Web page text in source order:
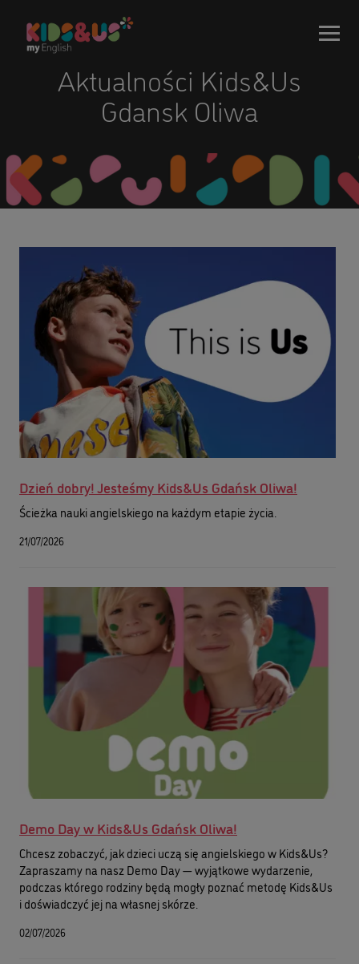
Aktualności Kids&Us
Gdansk Oliwa
Dzień dobry! Jesteśmy Kids&Us Gdańsk Oliwa!
Ścieżka nauki angielskiego na każdym etapie życia.
21/07/2026
Demo Day w Kids&Us Gdańsk Oliwa!
Chcesz zobaczyć, jak dzieci uczą się angielskiego w Kids&Us?
Zapraszamy na nasz Demo Day — wyjątkowe wydarzenie,
podczas którego rodziny będą mogły poznać metodę Kids&Us
i doświadczyć jej na własnej skórze.
02/07/2026